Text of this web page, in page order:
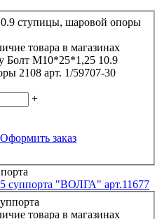
товара в магазинах
Болт М10*25*1,25 10.9
ступицы, шаровой опоры 2108 арт. 1/59707-30
+
Оформить заказ
суппорта "ВОЛГА" арт.11677
товара в магазинах